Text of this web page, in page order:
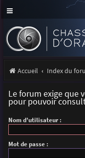
Accueil Index du
Le forum exige que
pour pouvoir
Nom d’utilisateur :
Mot de passe :